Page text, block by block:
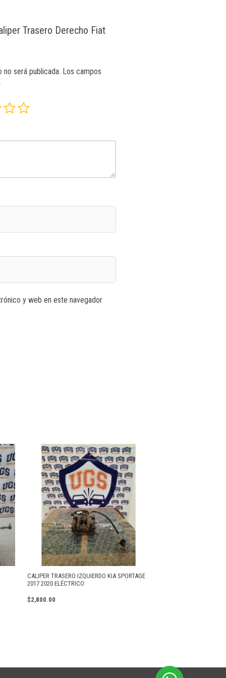
Trasero Derecho Fiat
será publicada. Los campos
y web en este navegador
CALIPER TRASERO IZQUIERDO KIA SPORTAGE
2017 2020 ELÉCTRICO
$2,800.00